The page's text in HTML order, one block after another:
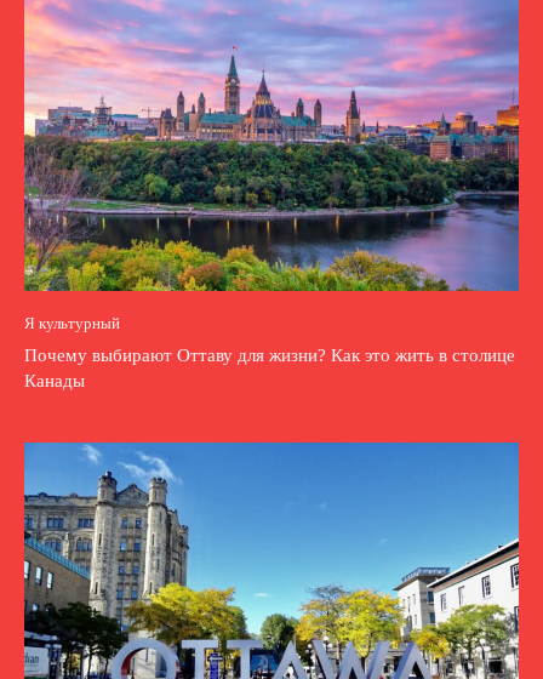
Я культурный
Почему выбирают Оттаву для жизни? Как это жить в столице
Канады